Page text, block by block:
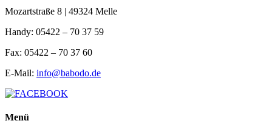
Mozartstraße 8 | 49324 Melle
Handy: 05422 – 70 37 59
Fax: 05422 – 70 37 60
E-Mail: info@babodo.de
Menü